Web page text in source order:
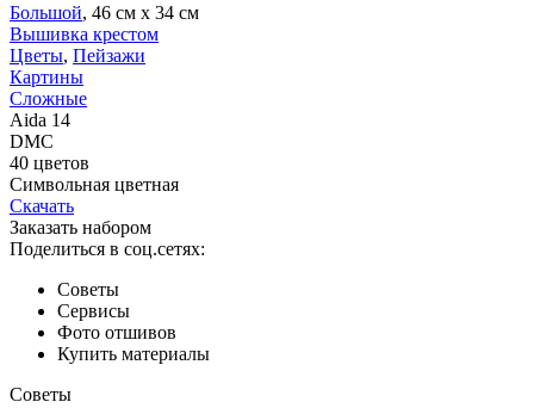
Большой, 46 см х 34 см
Вышивка крестом
Цветы, Пейзажи
Картины
Сложные
Aida 14
DMC
40 цветов
Символьная цветная
Скачать
Заказать набором
Поделиться в соц.сетях:
Советы
Сервисы
Фото отшивов
Купить материалы
Советы